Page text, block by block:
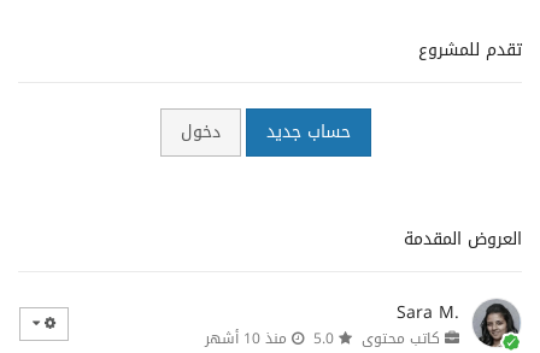
تقدم للمشروع
حساب جديد دخول
العروض المقدمة
Sara M.
كاتب محتوى منذ 10 أشهر